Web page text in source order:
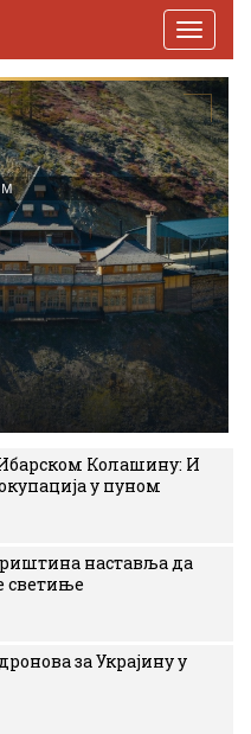
Колашину: И
у пуном
наставља да
светиње
за Украјину у